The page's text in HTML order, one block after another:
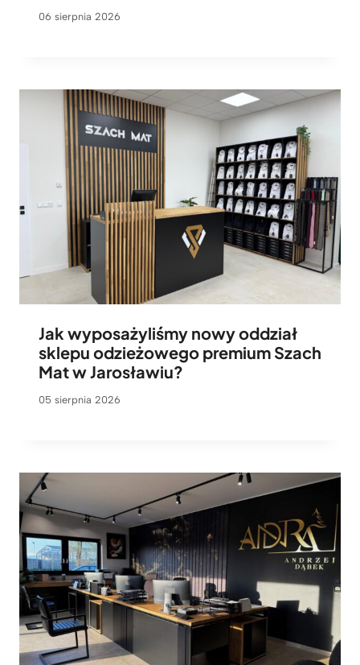
06 sierpnia 2026
Jak wyposażyliśmy nowy oddział
sklepu odzieżowego premium Szach
Mat w Jarosławiu?
05 sierpnia 2026